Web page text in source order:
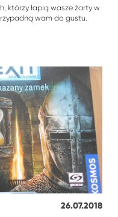
którzy łapią wasze żarty w
wam do gustu.
26.07.2018